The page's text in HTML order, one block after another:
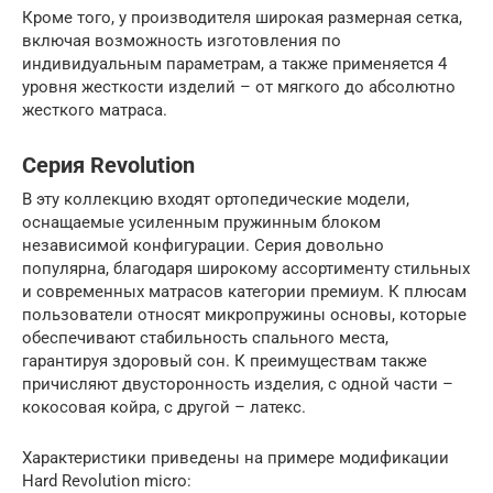
Кроме того, у производителя широкая размерная сетка,
включая возможность изготовления по
индивидуальным параметрам, а также применяется 4
уровня жесткости изделий – от мягкого до абсолютно
жесткого матраса.
Серия Revolution
В эту коллекцию входят ортопедические модели,
оснащаемые усиленным пружинным блоком
независимой конфигурации. Серия довольно
популярна, благодаря широкому ассортименту стильных
и современных матрасов категории премиум. К плюсам
пользователи относят микропружины основы, которые
обеспечивают стабильность спального места,
гарантируя здоровый сон. К преимуществам также
причисляют двусторонность изделия, с одной части –
кокосовая койра, с другой – латекс.
Характеристики приведены на примере модификации
Hard Revolution micro: